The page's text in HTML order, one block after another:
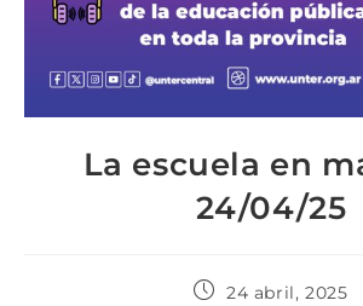
La escuela en
24/04/25
24 abril, 2025